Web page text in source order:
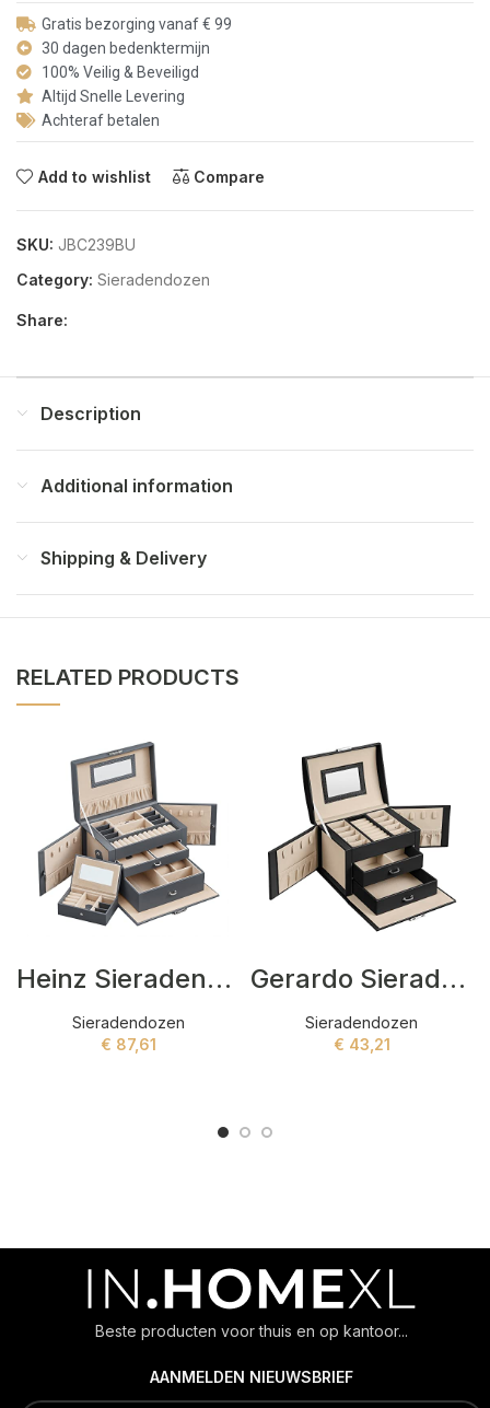
Gratis bezorging vanaf € 99
30 dagen bedenktermijn
100% Veilig & Beveiligd
Altijd Snelle Levering
Achteraf betalen
Add to wishlist Compare
SKU: JBC239BU
Category: Sieradendozen
Share:
Description
Additional information
Shipping & Delivery
RELATED PRODUCTS
Heinz Sieradendozen Grijs
Sieradendozen
€ 87,61
Gerardo Sieradendozen Zwart
Sieradendozen
€ 43,21
Beste producten voor thuis en op kantoor...
AANMELDEN NIEUWSBRIEF